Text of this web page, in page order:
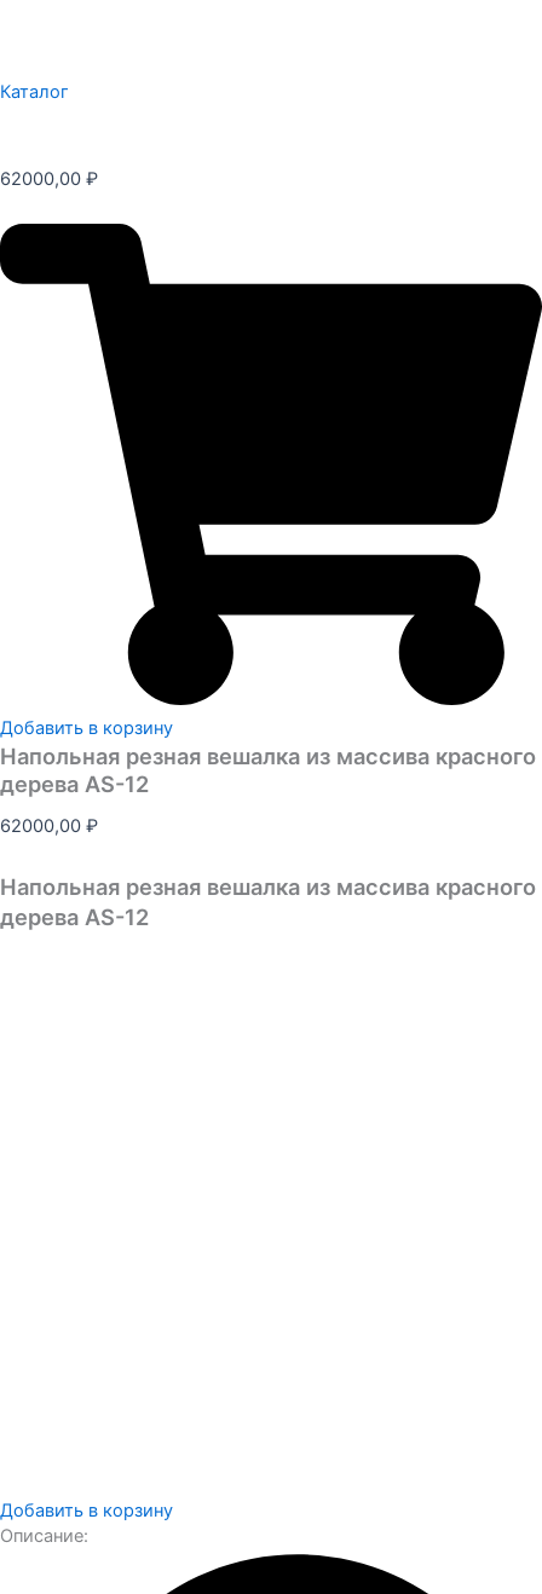
Каталог
62000,00 ₽
Добавить в корзину
Напольная резная вешалка из массива красного
дерева AS-12
62000,00 ₽
Напольная резная вешалка из массива красного
дерева AS-12
Добавить в корзину
Описание: